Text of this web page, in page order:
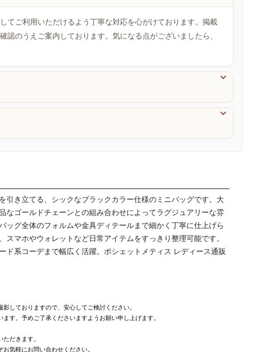
てご利用いただけるよう丁寧な対応を心がけております。掲載
のうえご案内しております。気になる点がございましたら、


き立てる、シックなブラックカラー仕様のミニバッグです。大
なゴールドチェーンとの組み合わせによってラグジュアリーな雰
グ全体のフォルムや金具ディテールまで細かく丁寧に仕上げら
マホやウォレットなど日常アイテムをすっきり整理可能です。
系コーデまで幅広く活躍。ポシェットメティス レディース通販
しておりますので、安心してご検討ください。
す。予めご了承くださいますようお願い申し上げます。
だきます。
気軽にお問い合わせください。